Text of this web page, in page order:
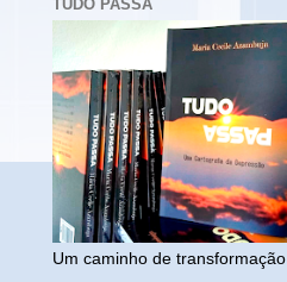
TUDO PASSA
Um caminho de transformação